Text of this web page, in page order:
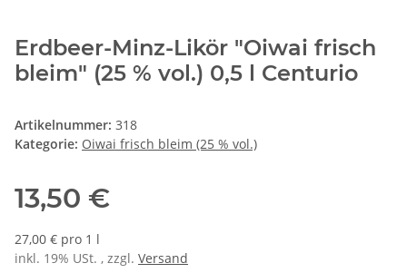
Erdbeer-Minz-Likör "Oiwai frisch
bleim" (25 % vol.) 0,5 l Centurio
Artikelnummer: 318
Kategorie: Oiwai frisch bleim (25 % vol.)
13,50 €
27,00 € pro 1 l
inkl. 19% USt. , zzgl. Versand